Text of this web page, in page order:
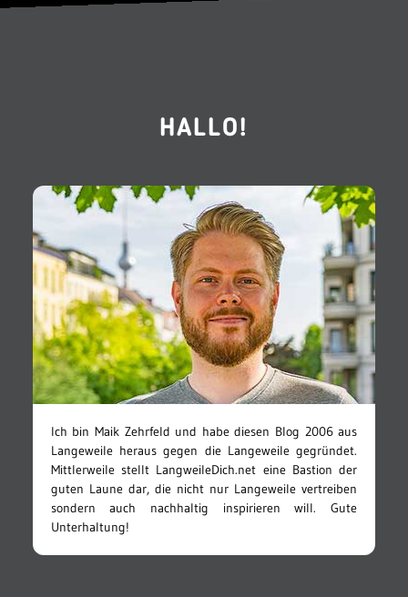
HALLO!
Ich bin Maik Zehrfeld und habe diesen Blog 2006 aus
Langeweile heraus gegen die Langeweile gegründet.
Mittlerweile stellt LangweileDich.net eine Bastion der
guten Laune dar, die nicht nur Langeweile vertreiben
sondern auch nachhaltig inspirieren will. Gute
Unterhaltung!